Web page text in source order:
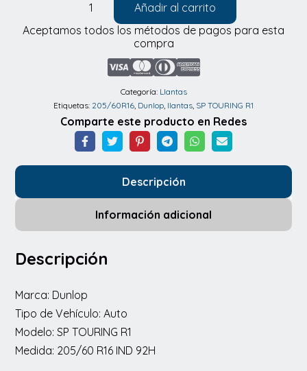
Llantas
Dunlop
TOURING
205/60R16
cantidad
Añadir al carrito
Categoría: Llantas
Etiquetas: 205/60R16, Dunlop, llantas, SP TOURING R1
Aceptamos todos los métodos de pagos para esta
compra
Comparte este producto en Redes
Descripción
Información adicional
Descripción
Marca: Dunlop
Tipo de Vehículo: Auto
Modelo: SP TOURING R1
Medida: 205/60 R16 IND 92H